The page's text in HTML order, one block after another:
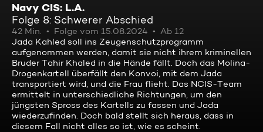
Navy CIS: L.A.
Folge 8: Schwerer Abschied
42 Min. Folge vom 15.08.2024
Ab 12
Jada Kahled soll ins Zeugenschutzprogramm
aufgenommen werden, damit sie nicht ihrem kriminellen
Bruder Tahir Khaled in die Hände fällt. Doch das Molina-
Drogenkartell überfällt den Konvoi, mit dem Jada
transportiert wird, und die Frau flieht. Das NCIS-Team
ermittelt in unterschiedliche Richtungen, um den
jüngsten Spross des Kartells zu fassen und Jada
wiederzufinden. Doch bald stellt sich heraus, dass in
diesem Fall nicht alles so ist, wie es scheint.